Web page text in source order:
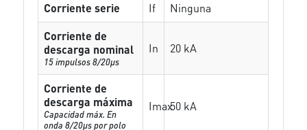
Corriente serie If
Ninguna
Corriente de
descarga nominal
15 impulsos 8/20µs
In 20 kA
Corriente de
descarga máxima
Capacidad máx. En
onda 8/20µs por polo
Imax50 kA